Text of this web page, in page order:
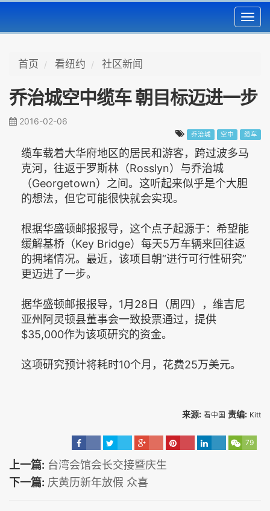
首页 看纽约 社区新闻
乔治城空中缆车 朝目标迈进一步
2016-02-06
乔治城 空中 缆车
缆车载着大华府地区的居民和游客，跨过波多马
克河，往返于罗斯林（Rosslyn）与乔治城
（Georgetown）之间。这听起来似乎是个大胆
的想法，但它可能很快就会实现。
根据华盛顿邮报报导，这个点子起源于：希望能
缓解基桥（Key Bridge）每天5万车辆来回往返
的拥堵情况。最近，该项目朝“进行可行性研究”
更迈进了一步。
据华盛顿邮报报导，1月28日（周四），维吉尼
亚州阿灵顿县董事会一致投票通过，提供
$35,000作为该项研究的资金。
这项研究预计将耗时10个月，花费25万美元。
来源: 看中国 责编: Kitt
79
上一篇: 台湾会馆会长交接暨庆生
下一篇: 庆黄历新年放假 众喜